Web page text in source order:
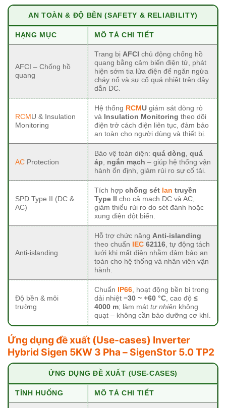
AN TOÀN & ĐỘ BỀN (SAFETY & RELIABILITY)
HẠNG MỤC MÔ TẢ CHI TIẾT
AFCI – Chống hồ
quang
Trang bị AFCI chủ động chống hồ
quang bằng cảm biến điện tử, phát
hiện sớm tia lửa điện để ngăn ngừa
cháy nổ và sự cố quá nhiệt trên dây
dẫn DC.
RCMU & Insulation
Monitoring
Hệ thống RCMU giám sát dòng rò
và Insulation Monitoring theo dõi
điện trở cách điện liên tục, đảm bảo
an toàn cho người dùng và thiết bị.
AC Protection
Bảo vệ toàn diện: quá dòng quá
áp
ngắn mạch – giúp hệ thống vận
hành ổn định, giảm rủi ro sự cố tải.
SPD Type II (DC &
AC)
Tích hợp chống sét lan truyền
Type II cho cả mạch DC và AC,
giảm thiểu rủi ro do sét đánh hoặc
xung điện đột biến.
Anti-islanding
Hỗ trợ chức năng Anti-islanding
theo chuẩn IEC 62116 , tự động tách
lưới khi mất điện nhằm đảm bảo an
toàn cho hệ thống và nhân viên vận
hành.
Độ bền & môi
trường
Chuẩn IP66 , hoạt động bền bỉ trong
dải nhiệt −30 ~ +60 °C , cao độ ≤
4000 m; làm mát tự nhiên không
quạt – không cần bảo dưỡng cơ khí.
Ứng dụng đề xuất (Use-cases) Inverter
Hybrid Sigen 5KW 3 Pha – SigenStor 5.0 TP2
ỨNG DỤNG ĐỀ XUẤT (USE-CASES)
TÌNH HUỐNG MÔ TẢ CHI TIẾT